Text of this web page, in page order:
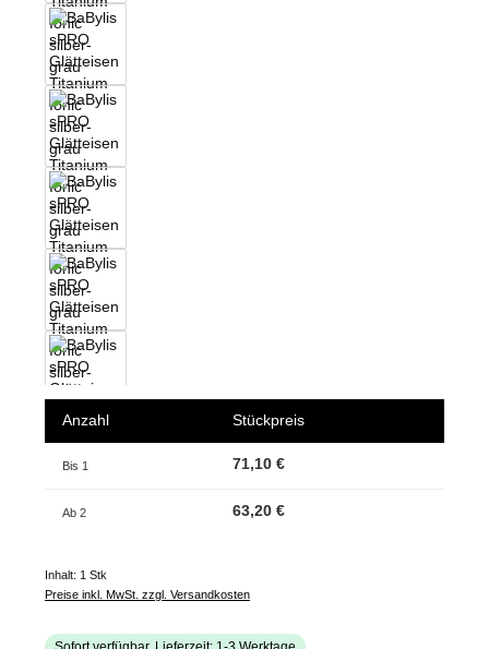
Anzahl Stückpreis
Bis 1 71,10 €
Ab 2 63,20 €
Inhalt: 1 Stk
Preise inkl. MwSt. zzgl. Versandkosten